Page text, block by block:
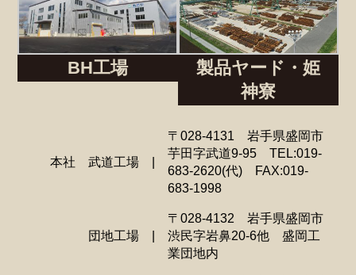
BH工場
製品ヤード・姫
神寮
本社 武道工場
〒028-4131 岩手県盛岡市
芋田字武道9-95 TEL:019-
683-2620(代) FAX:019-
683-1998
団地工場
〒028-4132 岩手県盛岡市
渋民字岩鼻20-6他 盛岡工
業団地内